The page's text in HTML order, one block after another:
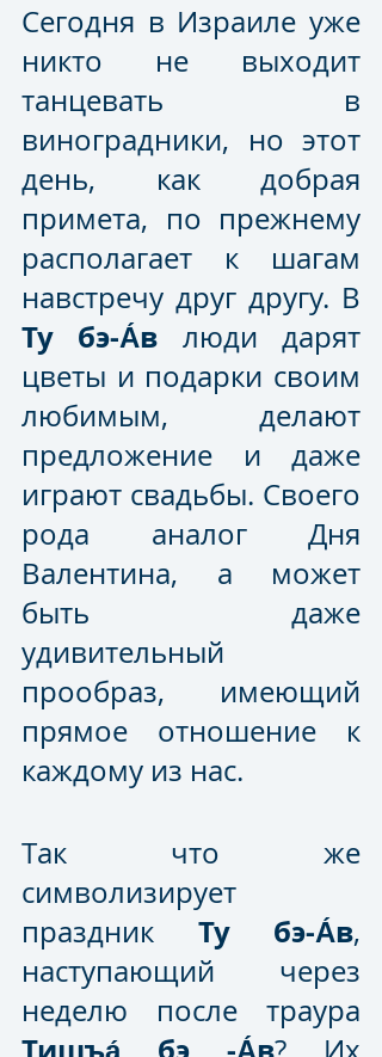
Сегодня в Израиле уже
никто не выходит
танцевать в
виноградники, но этот
день, как добрая
примета, по прежнему
располагает к шагам
Ту бэ-А́в люди дарят
цветы и подарки своим
любимым, делают
предложение и даже
играют свадьбы. Своего
рода аналог Дня
Валентина, а может
быть даже
удивительный
прообраз, имеющий
прямое отношение к
каждому из нас.
Так что же
символизирует
праздник Ту бэ-А́в,
наступающий через